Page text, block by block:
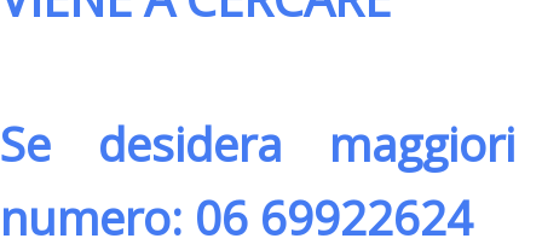
Se desidera
numero: 06 69922624